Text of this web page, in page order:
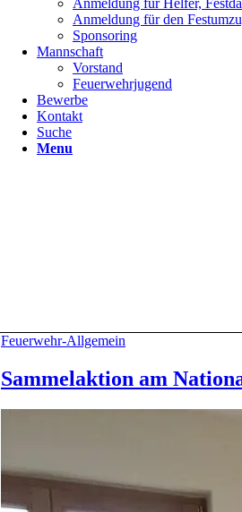
Anmeldung für Helfer,
Anmeldung für den
Sponsoring
Mannschaft
Vorstand
Feuerwehrjugend
Bewerbe
Kontakt
Suche
Menu
Feuerwehr-Allgemein
Sammelaktion am